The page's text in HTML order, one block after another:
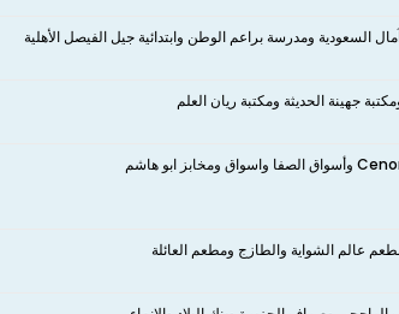
السعودية ومدرسة براعم الوطن وابتدائية جيل الفيصل الأهلية
جهينة الحديثة ومكتبة ريان العلم
عالم الشواية والطازج ومطعم العائلة